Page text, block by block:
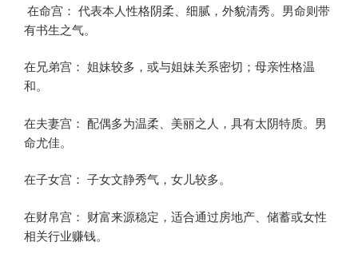
在命宫： 代表本人性格阴柔、细腻，外貌清秀。男命则带
有书生之气。
在兄弟宫： 姐妹较多，或与姐妹关系密切；母亲性格温
和。
在夫妻宫： 配偶多为温柔、美丽之人，具有太阴特质。男
命尤佳。
在子女宫： 子女文静秀气，女儿较多。
在财帛宫： 财富来源稳定，适合通过房地产、储蓄或女性
相关行业赚钱。